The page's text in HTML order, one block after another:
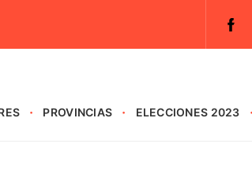
PROVINCIAS ELECCIONES 2023